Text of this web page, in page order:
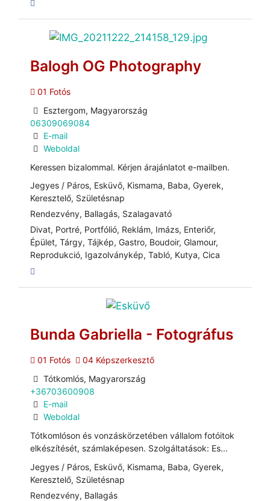
Balogh OG Photography
01 Fotós
Esztergom, Magyarország
06309069084
E-mail
Weboldal
Keressen bizalommal. Kérjen árajánlatot e-mailben.
Jegyes / Páros, Esküvő, Kismama, Baba, Gyerek,
Keresztelő, Születésnap
Rendezvény, Ballagás, Szalagavató
Divat, Portré, Portfólió, Reklám, Imázs, Enteriőr,
Épület, Tárgy, Tájkép, Gastro, Boudoir, Glamour,
Reprodukció, Igazolványkép, Tabló, Kutya, Cica
Bunda Gabriella - Fotográfus
01 Fotós
04 Képszerkesztő
Tótkomlós, Magyarország
+36703600908
E-mail
Weboldal
Tótkomlóson és vonzáskörzetében vállalom fotóitok
elkészítését, számlaképesen. Szolgáltatások: Es...
Jegyes / Páros, Esküvő, Kismama, Baba, Gyerek,
Keresztelő, Születésnap
Rendezvény, Ballagás